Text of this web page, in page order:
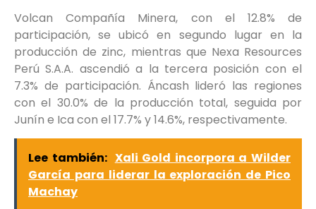
Volcan Compañía Minera, con el 12.8% de
participación, se ubicó en segundo lugar en la
producción de zinc, mientras que Nexa Resources
Perú S.A.A. ascendió a la tercera posición con el
7.3% de participación. Áncash lideró las regiones
con el 30.0% de la producción total, seguida por
Junín e Ica con el 17.7% y 14.6%, respectivamente.
Lee también: Xali Gold incorpora a Wilder
García para liderar la exploración de Pico
Machay